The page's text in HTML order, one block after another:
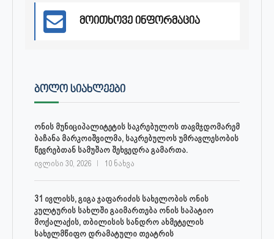
მოითხოვე ინფორმაცია
ᲑᲝᲚᲝ ᲡᲘᲐᲮᲚᲔᲔᲑᲘ
ონის მუნიციპალიტეტის საკრებულოს თავმჯდომარემ
ბაჩანა მარკოიშვილმა, საკრებულოს უმრავლესობის
წევრებთან სამუშაო შეხვედრა გამართა.
ივლისი 30, 2026 10 ნახვა
31 ივლისს, გიგა ჯაფარიძის სახელობის ონის
კულტურის სახლში გაიმართება ონის საპატიო
მოქალაქის, თბილისის სანდრო ახმეტელის
სახელმწიფო დრამატული თეატრის